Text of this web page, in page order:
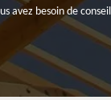
avez besoin de